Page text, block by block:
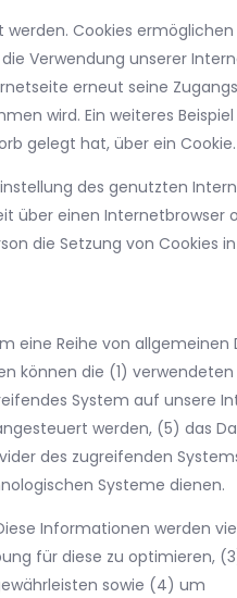
Cookies ermöglichen
Verwendung unserer
erneut seine
wird. Ein weiteres Beispiel
gelegt hat, über ein Cookie.
des genutzten
über einen Internetbrowser
die Setzung von Cookies
eine Reihe von allgemeinen
können die (1)
System auf unsere
werden, (5) das
des zugreifenden
Systeme dienen.
Informationen werden
für diese zu optimieren,
sowie (4) um